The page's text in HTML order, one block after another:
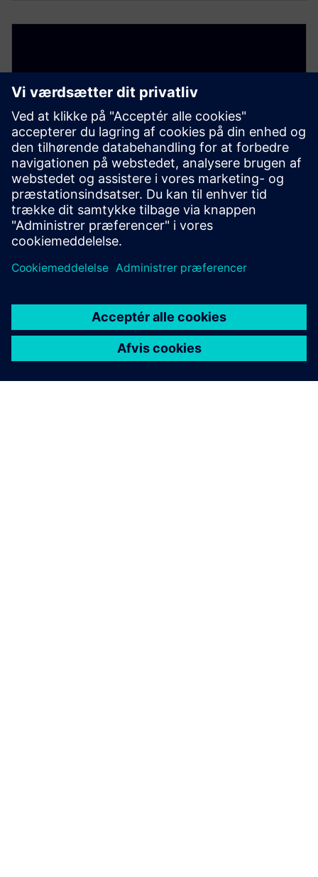
SITRANS LH300
dependable liquid level measurement in open tanks,
channels, dams, wells and other demanding